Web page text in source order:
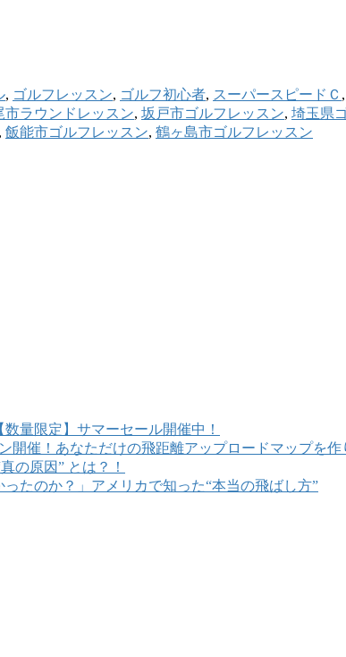
, ゴルフレッスン, ゴルフ初心者, スーパースピードＣ ,
市ラウンドレッスン, 坂戸市ゴルフレッスン, 埼玉県
飯能市ゴルフレッスン, 鶴ヶ島市ゴルフレッスン
量限定】サマーセール開催中！
開催！あなただけの飛距離アップロードマップを作
の原因” とは？！
ったのか？」アメリカで知った“本当の飛ばし方”